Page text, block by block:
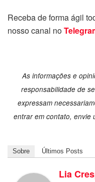
Receba de forma ágil
nosso canal no
As informações e
responsabilidade de
expressam
entrar em contato, envie
Sobre Últimos Posts
Lia